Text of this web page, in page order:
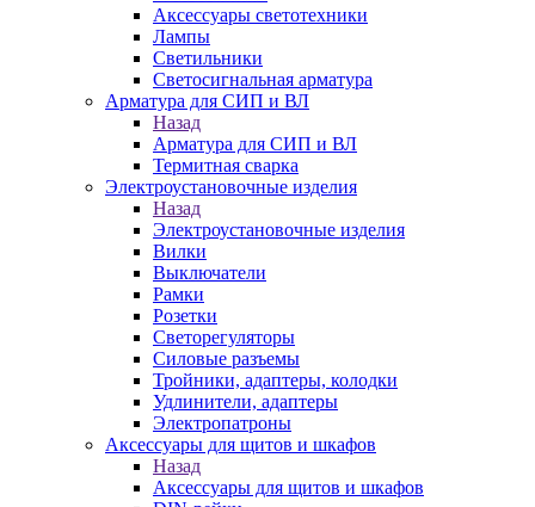
Аксессуары светотехники
Лампы
Светильники
Светосигнальная арматура
Арматура для СИП и ВЛ
Назад
Арматура для СИП и ВЛ
Термитная сварка
Электроустановочные изделия
Назад
Электроустановочные изделия
Вилки
Выключатели
Рамки
Розетки
Светорегуляторы
Силовые разъемы
Тройники, адаптеры, колодки
Удлинители, адаптеры
Электропатроны
Аксессуары для щитов и шкафов
Назад
Аксессуары для щитов и шкафов